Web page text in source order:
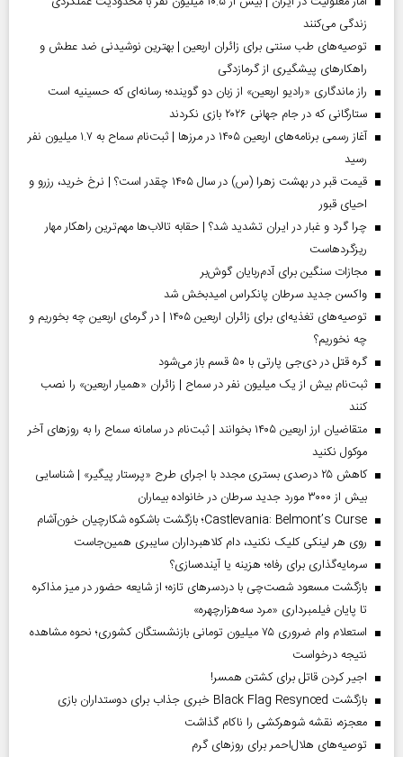
زندگی می‌کنند
توصیه‌های طب سنتی برای زائران اربعین | بهترین نوشیدنی ضد عطش و
راهکارهای پیشگیری از گرمازدگی
راز ماندگاری «رادیو اربعین» از زبان دو گوینده؛ رسانه‌ای که حسینیه است
ستارگانی که در جام جهانی ۲۰۲۶ بازی نکردند
آغاز رسمی برنامه‌های اربعین ۱۴۰۵ در مرز‌ها | ثبت‌نام سماح به ۱.۷ میلیون نفر
رسید
قیمت قبر در بهشت زهرا (س) در سال ۱۴۰۵ چقدر است؟ | نرخ خرید، رزرو و
احیای قبور
چرا گرد و غبار در ایران تشدید شد؟ | حقابه تالاب‌ها مهم‌ترین راهکار مهار
ریزگردهاست
مجازات سنگین برای آدم‌ربایان گوش‌بر
واکسن جدید سرطان پانکراس امیدبخش شد
توصیه‌های تغذیه‌ای برای زائران اربعین ۱۴۰۵ | در گرمای اربعین چه بخوریم و
چه نخوریم؟
گره قتل در دی‌جی پارتی با ۵۰ قسم باز می‌شود
ثبت‌نام بیش از یک میلیون نفر در سماح | زائران «همیار اربعین» را نصب
کنند
متقاضیان ارز اربعین ۱۴۰۵ بخوانند | ثبت‌نام در سامانه سماح را به روز‌های آخر
موکول نکنید
کاهش ۲۵ درصدی بستری مجدد با اجرای طرح «پرستار پیگیر» | شناسایی
بیش از ۳۰۰۰ مورد جدید سرطان در خانواده بیماران
Castlevania: Belmont’s Curse؛ بازگشت باشکوه شکارچیان خون‌آشام
روی هر لینکی کلیک نکنید، دام کلاهبرداران سایبری همین‌جاست
سرمایه‌گذاری برای رفاه؛ هزینه یا آینده‌سازی؟
بازگشت مسعود شصت‌چی با دردسر‌های تازه؛ از شایعه حضور در میز مذاکره
تا پایان فیلمبرداری «مرد سه‌هزارچهره»
استعلام وام ضروری ۷۵ میلیون تومانی بازنشستگان کشوری؛ نحوه مشاهده
نتیجه درخواست
اجیر کردن قاتل برای کشتن همسر!
بازگشت Black Flag Resynced خبری جذاب برای دوستداران بازی
معجزه، نقشه شوهرکشی را ناکام گذاشت
توصیه‌های هلال‌احمر برای روز‌های گرم